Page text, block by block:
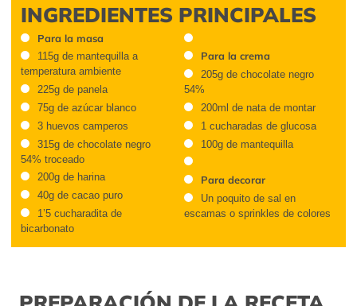
INGREDIENTES PRINCIPALES
Para la masa
115g de mantequilla a
temperatura ambiente
225g de panela
75g de azúcar blanco
3 huevos camperos
315g de chocolate negro
54% troceado
200g de harina
40g de cacao puro
1’5 cucharadita de
bicarbonato
Para la crema
205g de chocolate negro
54%
200ml de nata de montar
1 cucharadas de glucosa
100g de mantequilla
Para decorar
Un poquito de sal en
escamas o sprinkles de colores